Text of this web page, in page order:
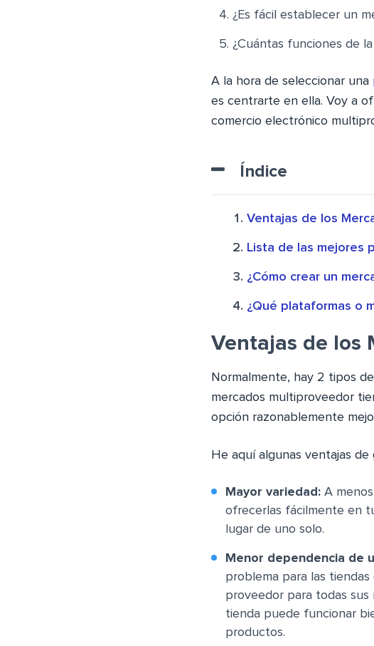
¿Es fácil establecer un
¿Cuántas funciones de
A la hora de seleccionar una
es centrarte en ella. Voy a
comercio electrónico
Índice
Ventajas de los
Lista de las mejores
¿Cómo crear un
¿Qué plataformas o
Ventajas de los
Normalmente, hay 2 tipos
mercados multiproveedor
opción razonablemente
He aquí algunas ventajas
Mayor variedad: A
ofrecerlas fácilmente en
lugar de uno solo.
Menor dependencia de
problema para las
proveedor para todas
tienda puede funcionar
productos.